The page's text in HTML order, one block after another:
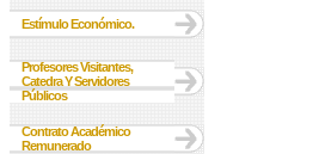
Estímulo Económico.
Profesores Visitantes,
Catedra Y Servidores
Públicos
Contrato Académico
Remunerado